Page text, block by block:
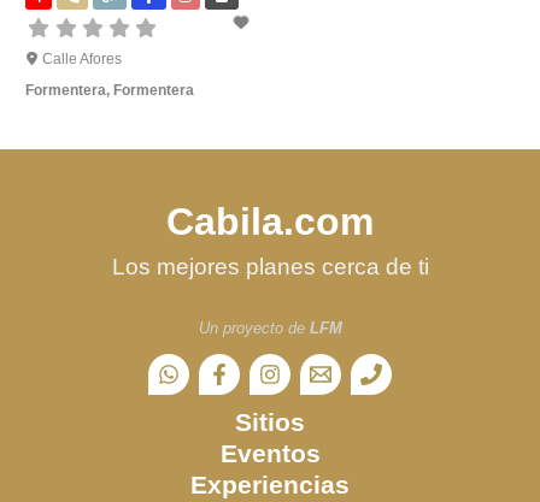
Calle Afores
Formentera, Formentera
Cabila.com
Los mejores planes cerca de ti
Un proyecto de LFM
Sitios
Eventos
Experiencias